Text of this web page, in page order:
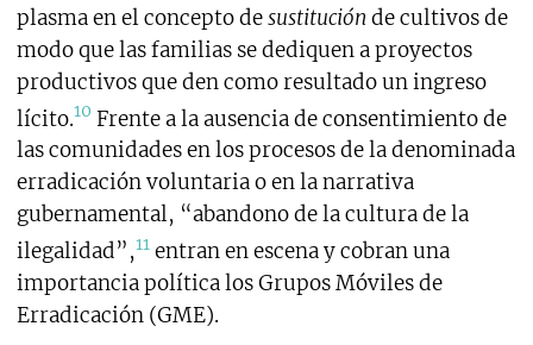
plasma en el concepto desustitución de cultivos de
modo que las familias se dediquen a proyectos
productivos que den como resultado un ingreso
lícito.10 Frente a la ausencia de consentimiento de
las comunidades en los procesos de la denominada
erradicación voluntaria o en la narrativa
gubernamental, “abandono de la cultura de la
ilegalidad”,11entran en escena y cobran una
importancia política los Grupos Móviles de
Erradicación (GME).